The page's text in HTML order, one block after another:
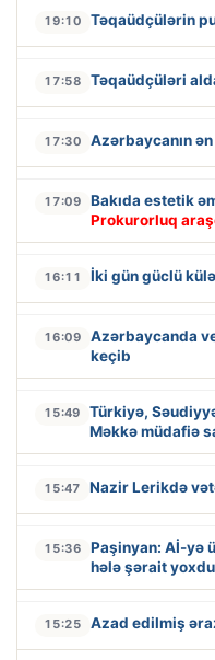
19:10 Təqaüdçülərin
17:58 Təqaüdçüləri
17:30 Azərbaycanın
17:09 Bakıda estetik
Prokurorluq
16:11 İki gün güclü
16:09
Azərbaycanda
keçib
15:49
Türkiyə,
Məkkə müdafiə
15:47 Nazir Lerikdə
15:36
Paşinyan: Aİ-yə
hələ şərait
15:25 Azad edilmiş